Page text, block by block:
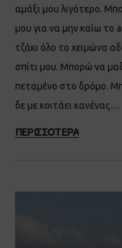
αμάξι μου λιγότερο.
μου για να μην καίω το
τζάκι όλο το χειμώνα
σπίτι μου. Μπορώ να
πεταμένο στο δρόμο.
δε με κοιτάει
ΠΕΡΙΣΣΟΤΕΡΑ